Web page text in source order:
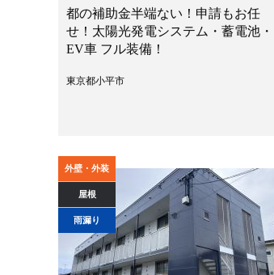
都の補助金半端ない！申請もお任
せ！太陽光発電システム・蓄電池・
EV車 フル装備！
東京都小平市
外壁・外装
屋根
雨漏り